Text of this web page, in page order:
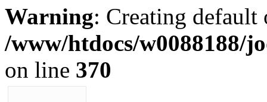
Warning: Creating
/www/htdocs/w0088188/
on line 370